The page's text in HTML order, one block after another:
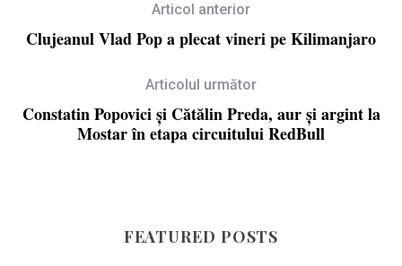
Articol anterior
Clujeanul Vlad Pop a plecat vineri pe Kilimanjaro
Articolul următor
Constatin Popovici și Cătălin Preda, aur și argint la
Mostar în etapa circuitului RedBull
FEATURED POSTS